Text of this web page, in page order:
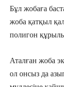
Бұл жобаға
жоба қатқыл
полигон
Аталған жоба
ол онсыз да